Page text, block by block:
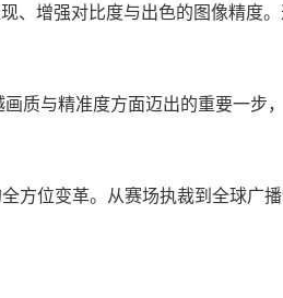
、增强对比度与出色的图像精度
质与精准度方面迈出的重要一步
方位变革。从赛场执裁到全球广